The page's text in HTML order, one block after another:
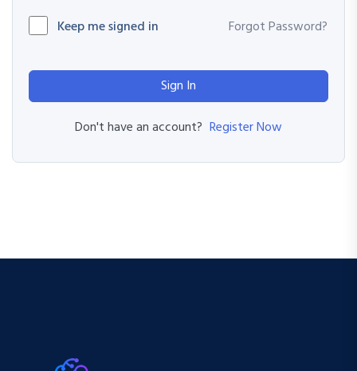
Keep me signed in Forgot Password?
Sign In
Don't have an account? Register Now